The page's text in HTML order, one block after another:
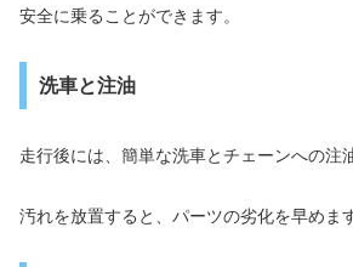
安全に乗ることができます。
洗車と注油
走行後には、簡単な洗車とチェーンへの注
汚れを放置すると、パーツの劣化を早めます